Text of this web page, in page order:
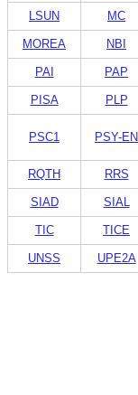
LSUN MC
MOREA NBI
PAI PAP
PISA PLP
PSC1 PSY-EN
RQTH RRS
SIAD SIAL
TIC TICE
UNSS UPE2A